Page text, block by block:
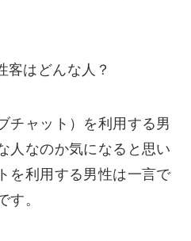
チャット）を利用する男
人なのか気になると思い
を利用する男性は一言で
す。